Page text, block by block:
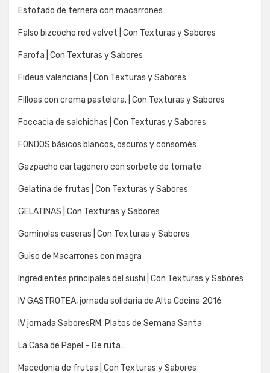
Estofado de ternera con macarrones
Falso bizcocho red velvet | Con Texturas y Sabores
Farofa | Con Texturas y Sabores
Fideua valenciana | Con Texturas y Sabores
Filloas con crema pastelera. | Con Texturas y Sabores
Foccacia de salchichas | Con Texturas y Sabores
FONDOS básicos blancos, oscuros y consomés
Gazpacho cartagenero con sorbete de tomate
Gelatina de frutas | Con Texturas y Sabores
GELATINAS | Con Texturas y Sabores
Gominolas caseras | Con Texturas y Sabores
Guiso de Macarrones con magra
Ingredientes principales del sushi | Con Texturas y Sabores
IV GASTROTEA, jornada solidaria de Alta Cocina 2016
IV jornada SaboresRM. Platos de Semana Santa
La Casa de Papel – De ruta…
Macedonia de frutas | Con Texturas y Sabores